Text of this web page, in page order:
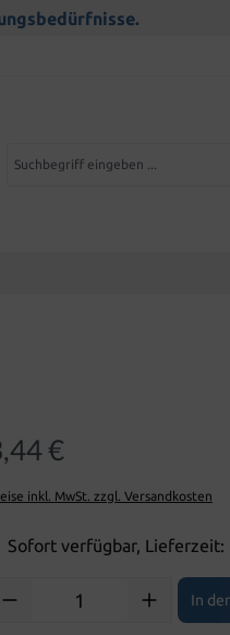
€
inkl. MwSt. zzgl. Versandkosten
Sofort verfügbar, Lieferzeit:
Anzahl: Gib den
In